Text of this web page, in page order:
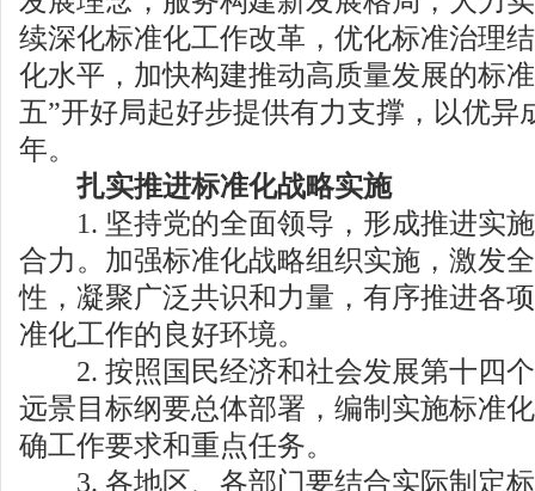
续深化标准化工作改革，优化标准治理
化水平，加快构建推动高质量发展的标
五”开好局起好步提供有力支撑，以优异
年。
扎实推进标准化战略实施
1. 坚持党的全面领导，形成推进实施
合力。加强标准化战略组织实施，激发
性，凝聚广泛共识和力量，有序推进各
准化工作的良好环境。
2. 按照国民经济和社会发展第十四个
远景目标纲要总体部署，编制实施标准
确工作要求和重点任务。
3. 各地区、各部门要结合实际制定标